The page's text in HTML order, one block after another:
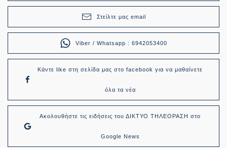
Στείλτε μας email
Viber / Whatsapp : 6942053400
Κάντε like στη σελίδα μας στο facebook για να μαθαίνετε
όλα τα νέα
Ακολουθήστε τις ειδήσεις του ΔΙΚΤΥΟ ΤΗΛΕΟΡΑΣΗ στο
Google News